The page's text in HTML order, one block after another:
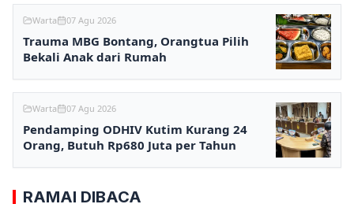
Warta 07 Agu 2026
Trauma MBG Bontang, Orangtua Pilih
Bekali Anak dari Rumah
Warta 07 Agu 2026
Pendamping ODHIV Kutim Kurang 24
Orang, Butuh Rp680 Juta per Tahun
RAMAI DIBACA